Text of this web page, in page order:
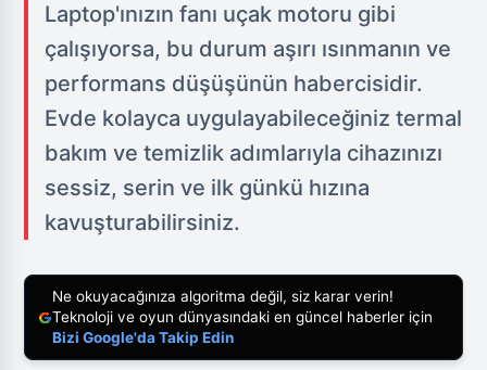
Laptop'ınızın fanı uçak motoru gibi
çalışıyorsa, bu durum aşırı ısınmanın ve
performans düşüşünün habercisidir.
Evde kolayca uygulayabileceğiniz termal
bakım ve temizlik adımlarıyla cihazınızı
sessiz, serin ve ilk günkü hızına
kavuşturabilirsiniz.
Ne okuyacağınıza algoritma değil, siz karar verin!
Teknoloji ve oyun dünyasındaki en güncel haberler için
Bizi Google'da Takip Edin